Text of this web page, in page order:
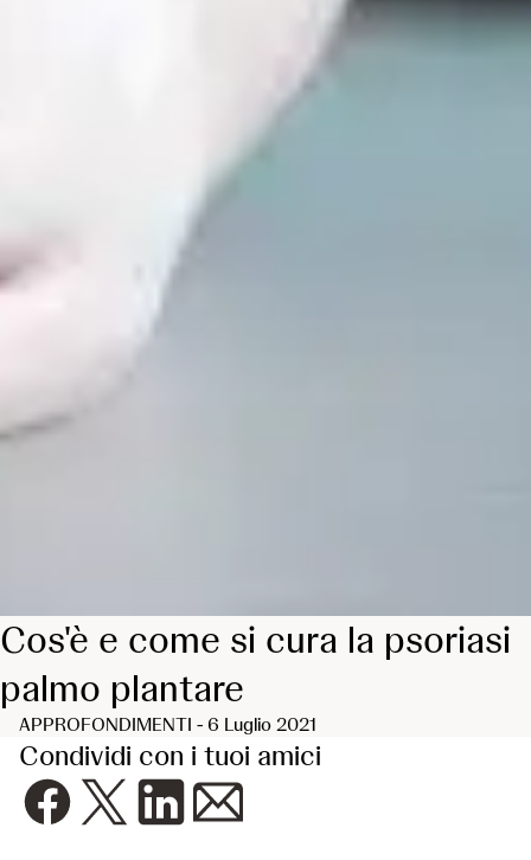
Cos'è e come si cura la psoriasi
palmo plantare
APPROFONDIMENTI - 6 Luglio 2021
Condividi con i tuoi amici